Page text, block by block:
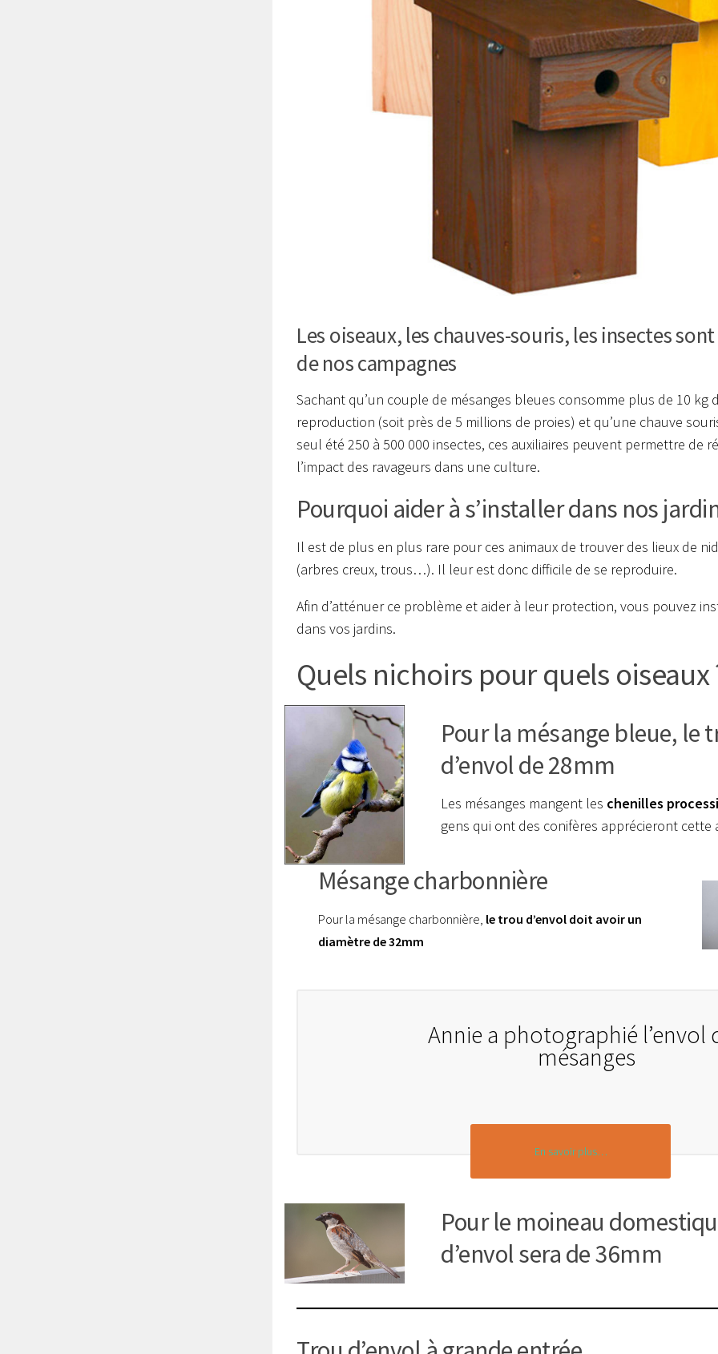
Les oiseaux, les chauves-souris, les insectes
de nos campagnes
Sachant qu’un couple de mésanges bleues consomme plus de 10 kg
reproduction (soit près de 5 millions de proies) et qu’une chauve
seul été 250 à 500 000 insectes, ces auxiliaires peuvent permettre de
l’impact des ravageurs dans une culture.
Pourquoi aider à s’installer dans nos
Il est de plus en plus rare pour ces animaux de trouver des lieux de
(arbres creux, trous…). Il leur est donc difficile de se reproduire.
Afin d’atténuer ce problème et aider à leur protection, vous pouvez
dans vos jardins.
Quels nichoirs pour quels oiseaux
Pour la mésange bleue, le
d’envol de 28mm
Les mésanges mangent les chenilles
gens qui ont des conifères apprécieront cette
Mésange charbonnière
Pour la mésange charbonnière, le trou d’envol doit avoir un
diamètre de 32mm
Annie a photographié l’envol
mésanges
En savoir plus…
Pour le moineau
d’envol sera de 36mm